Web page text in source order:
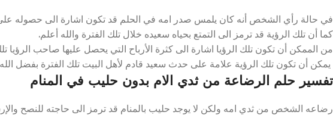
في حالة رأي الشخص أنه كان يلمس صدر امه في الحلم قد تكون اشارة الى حصوله على
كما أن تلك الرؤية قد ترمز الى التمتع بحياه سعيده خلال تلك الفترة والله أعلم.
من الممكن أن تكون تلك الرؤيا اشارة الى كثرة الأرباح التي يحصل عليها صاحب الرؤيا تلك
يمكن أن تكون تلك الرؤية علامة على حدث سعيد قادم لأهل البيت تلك الفترة بفضل
تفسير حلم الرضاعة من ثدي الام بدون حليب في المنام
رضاعه الشخص من ثدي امه ولكن لا يوجد حليب بالمنام قد ترمز الى حاجته للنصح